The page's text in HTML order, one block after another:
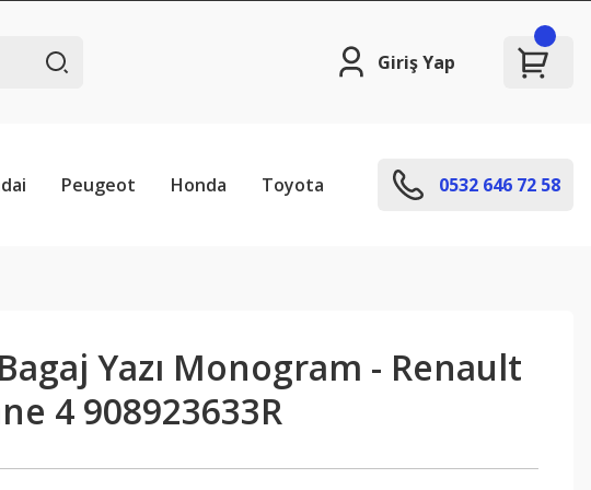
Giriş Yap
Peugeot Honda Toyota 0532 646 72 58
Yazı Monogram - Renault
4 908923633R